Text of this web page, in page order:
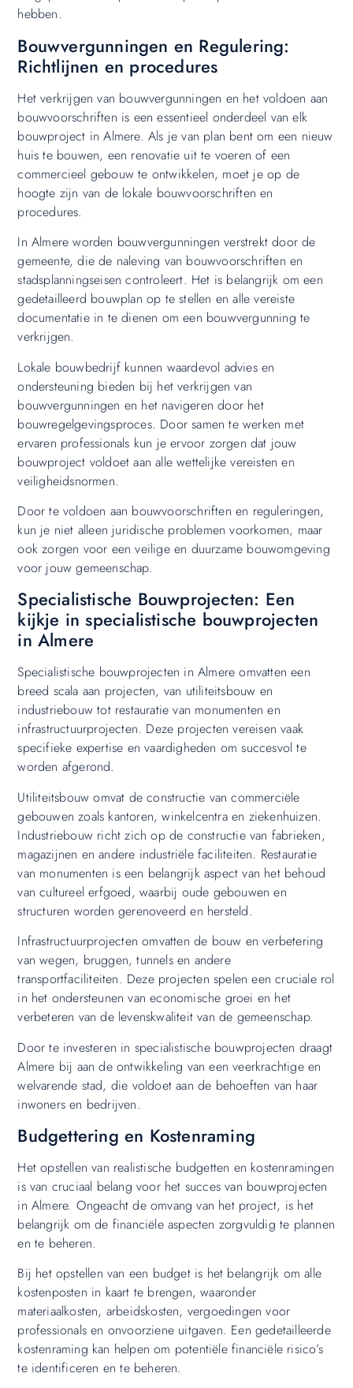
hebben.
Bouwvergunningen en Regulering:
Richtlijnen en procedures
Het verkrijgen van bouwvergunningen en het voldoen aan
bouwvoorschriften is een essentieel onderdeel van elk
bouwproject in Almere. Als je van plan bent om een ​​nieuw
huis te bouwen, een renovatie uit te voeren of een
commercieel gebouw te ontwikkelen, moet je op de
hoogte zijn van de lokale bouwvoorschriften en
procedures.
In Almere worden bouwvergunningen verstrekt door de
gemeente, die de naleving van bouwvoorschriften en
stadsplanningseisen controleert. Het is belangrijk om een ​​
gedetailleerd bouwplan op te stellen en alle vereiste
documentatie in te dienen om een ​​bouwvergunning te
verkrijgen.
Lokale bouwbedrijf kunnen waardevol advies en
ondersteuning bieden bij het verkrijgen van
bouwvergunningen en het navigeren door het
bouwregelgevingsproces. Door samen te werken met
ervaren professionals kun je ervoor zorgen dat jouw
bouwproject voldoet aan alle wettelijke vereisten en
veiligheidsnormen.
Door te voldoen aan bouwvoorschriften en reguleringen,
kun je niet alleen juridische problemen voorkomen, maar
ook zorgen voor een veilige en duurzame bouwomgeving
voor jouw gemeenschap.
Specialistische Bouwprojecten: Een
kijkje in specialistische bouwprojecten
in Almere
Specialistische bouwprojecten in Almere omvatten een
breed scala aan projecten, van utiliteitsbouw en
industriebouw tot restauratie van monumenten en
infrastructuurprojecten. Deze projecten vereisen vaak
specifieke expertise en vaardigheden om succesvol te
worden afgerond.
Utiliteitsbouw omvat de constructie van commerciële
gebouwen zoals kantoren, winkelcentra en ziekenhuizen.
Industriebouw richt zich op de constructie van fabrieken,
magazijnen en andere industriële faciliteiten. Restauratie
van monumenten is een belangrijk aspect van het behoud
van cultureel erfgoed, waarbij oude gebouwen en
structuren worden gerenoveerd en hersteld.
Infrastructuurprojecten omvatten de bouw en verbetering
van wegen, bruggen, tunnels en andere
transportfaciliteiten. Deze projecten spelen een cruciale rol
in het ondersteunen van economische groei en het
verbeteren van de levenskwaliteit van de gemeenschap.
Door te investeren in specialistische bouwprojecten draagt
Almere bij aan de ontwikkeling van een veerkrachtige en
welvarende stad, die voldoet aan de behoeften van haar
inwoners en bedrijven.
Budgettering en Kostenraming
Het opstellen van realistische budgetten en kostenramingen
is van cruciaal belang voor het succes van bouwprojecten
in Almere. Ongeacht de omvang van het project, is het
belangrijk om de financiële aspecten zorgvuldig te plannen
en te beheren.
Bij het opstellen van een budget is het belangrijk om alle
kostenposten in kaart te brengen, waaronder
materiaalkosten, arbeidskosten, vergoedingen voor
professionals en onvoorziene uitgaven. Een gedetailleerde
kostenraming kan helpen om potentiële financiële risico’s
te identificeren en te beheren.